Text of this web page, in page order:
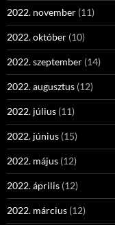
2022. november (11)
2022. október (10)
2022. szeptember (14)
2022. augusztus (12)
2022. július (11)
2022. június (15)
2022. május (12)
2022. április (12)
2022. március (12)